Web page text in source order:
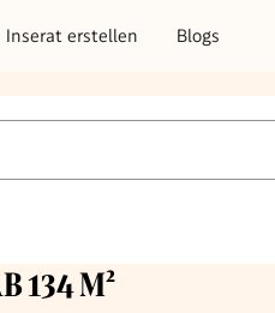
Inserat erstellen Blogs
134 M²